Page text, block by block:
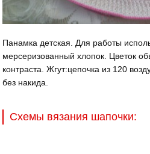
Панамка детская. Для работы
мерсеризованный хлопок. Цветок
контраста. Жгут:цепочка из 120
без накида.
Схемы вязания шапочки: